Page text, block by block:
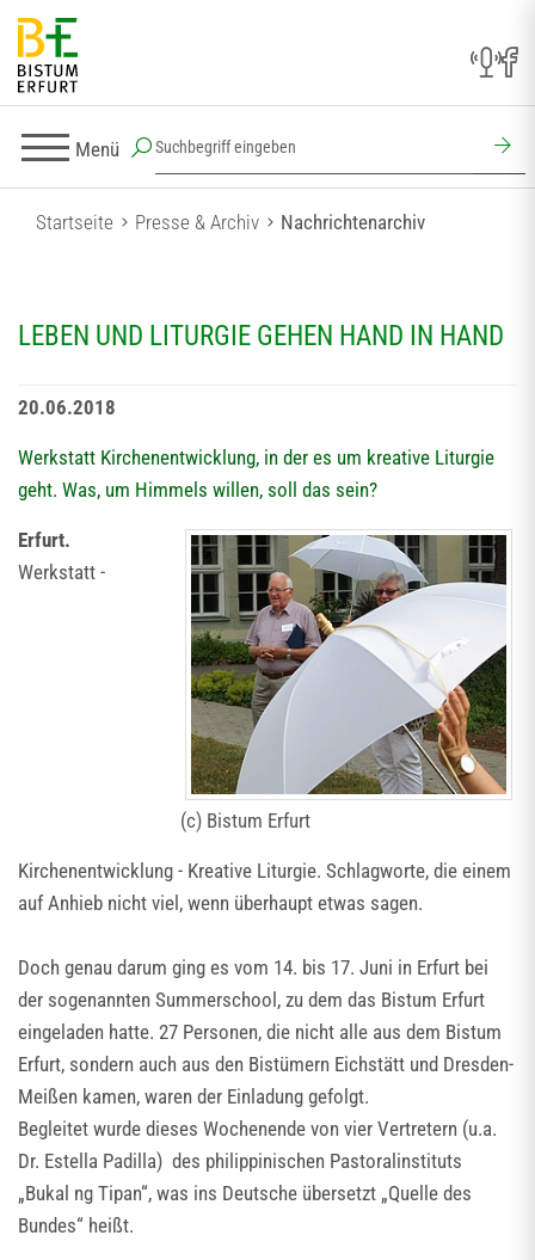
Menü
Startseite Presse & Archiv Nachrichtenarchiv
LEBEN UND LITURGIE GEHEN HAND IN HAND
20.06.2018
Werkstatt Kirchenentwicklung, in der es um kreative Liturgie
geht. Was, um Himmels willen, soll das sein?
(c) Bistum Erfurt
Erfurt.
Werkstatt -
Kirchenentwicklung - Kreative Liturgie. Schlagworte, die einem
auf Anhieb nicht viel, wenn überhaupt etwas sagen.
Doch genau darum ging es vom 14. bis 17. Juni in Erfurt bei
der sogenannten Summerschool, zu dem das Bistum Erfurt
eingeladen hatte. 27 Personen, die nicht alle aus dem Bistum
Erfurt, sondern auch aus den Bistümern Eichstätt und Dresden-
Meißen kamen, waren der Einladung gefolgt.
Begleitet wurde dieses Wochenende von vier Vertretern (u.a.
Dr. Estella Padilla) des philippinischen Pastoralinstituts
„Bukal ng Tipan“, was ins Deutsche übersetzt „Quelle des
Bundes“ heißt.